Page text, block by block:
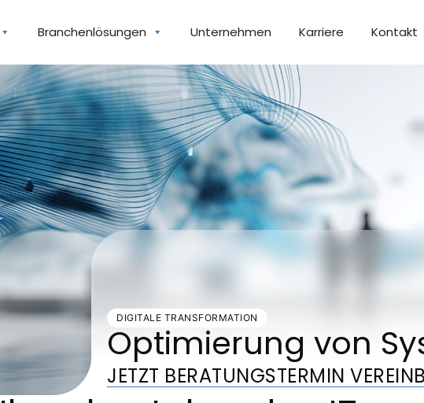
Branchenlösungen Unternehmen Karriere Kontakt
DIGITALE TRANSFORMATION
Optimierung von
JETZT BERATUNGSTERMIN